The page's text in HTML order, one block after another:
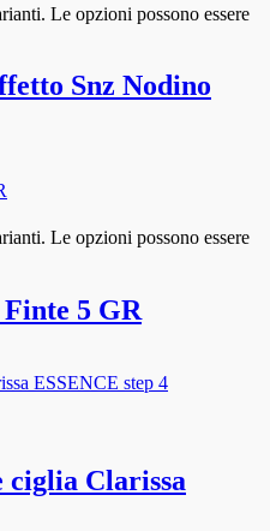
Le opzioni possono essere
Snz Nodino
Le opzioni possono essere
5 GR
Clarissa